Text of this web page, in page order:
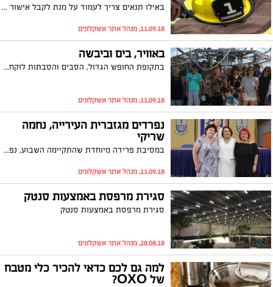
באילו תנאים צריך לעמוד על מנת לקבל אישור כיבוי אש לעסק?
11.09.18, מנהל אתר אשקלונים
באוויר, בים וביבשה
בתקופת החופש הגדול, הסבים והסבתות לוקחים חלק נכבד בשמירה על הנכדים. בדיוק לשם כך, ארגנה יו"ר ארגון הגמלאים העירוני, שרה זכריה, פעילויות משותפות וימי כיף מיוחדים. השבוע יצאו הגמלאים יחד עם נכדיהם ליום כיף שכלל ריחוף בכדור פורח, שייט באונייה, ביקור במתחם 'שרונה' וארוחת בוקר. לא פחות מ-18 אוטובוסים עשו את המסלול בימים שונים, ומרוב שהתכנית הייתה כל כך מוצלחת לעתים הצטרפו אל הסבים והנכדים גם ההורים והפכו את היום ליום לטיול מהנה ל-3 דורות. יו"ר הארגון, שרה זכריה: "ההיענות לטיולים המשותפים עם הנכדים פשוט מדהימה, גם נהנו מימי כיף בבריכה העירונית ובאחלקרח בהיכל הספורט ועוד. אנו עושים הכל על מנת להעניק מענה לכל צורך של גמלאי העיר אשקלון. זאת הייתה חוויה נפלאה ונמשיך לחזק את הקשר הבין הדורי".
11.09.18, מנהל אתר אשקלונים
נפרדים מגזברית העירייה, נחמה
שריקי
במסיבת פרידה מיוחדת שהתקיימה השבוע, נפרדו עובדי העירייה מהגזברית, נחמה שריקי שהחליטה כי הגיעה העת לפרוש. יו"ר ארגון הגמלאים, שרה זכריה, סיפרה על תחילת דרכן המשותפת ואמרה: "צמחנו יחד באגף החינוך, באותו החדר ובכור ההיתוך של משה ינאי ז"ל"
11.09.18, מנהל אתר אשקלונים
סגירת מרפסת באמצעות סנטק
סגירת מרפסת באמצעות סנטק
28.08.18, מנהל אתר אשקלונים
למה גם לכם כדאי להכיר כלי מטבח
של OXO?